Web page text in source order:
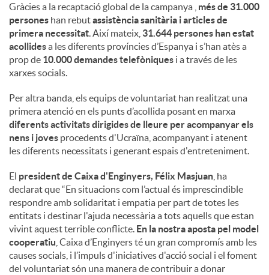
Gràcies a la recaptació global de la campanya , més de 31.000
persones han rebutassistència sanitària i articles de
primera necessitat. Així mateix, 31.644 persones han estat
acollidesa les diferents províncies d’Espanya i s’han atès a
prop de 10.000 demandes telefòniques i a través de les
xarxes socials.
Per altra banda, els equips de voluntariat han realitzat una
primera atenció en els punts d’acollida posant en marxa
diferents activitats dirigides de lleure per acompanyar els
nens i joves procedents d'Ucraïna, acompanyant i atenent
les diferents necessitats i generant espais d'entreteniment.
El president de Caixa d'Enginyers, Félix Masjuan , ha
declarat que “En situacions com l’actual és imprescindible
respondre amb solidaritat i empatia per part de totes les
entitats i destinar l'ajuda necessària a tots aquells que estan
vivint aquest terrible conflicte. En la nostra aposta pel model
cooperatiu , Caixa d’Enginyers té un gran compromís amb les
causes socials, i l’impuls d'iniciatives d'acció social i el foment
del voluntariat són una manera de contribuir a donar